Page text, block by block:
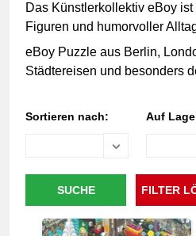
Das Künstlerkollektiv eBoy
Figuren und humorvoller
eBoy Puzzle aus Berlin,
Städtereisen und besonders
Sortieren nach: Auf